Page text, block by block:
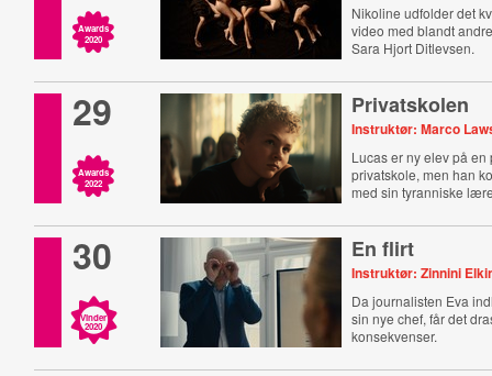
Awards
2020
Nikoline udfolder det
video med blandt
Sara Hjort Ditlevsen.
29
Awards
2022
Privatskolen
Instruktør: Marco
Lucas er ny elev på en
privatskole, men han
med sin tyranniske
30
Vinder
2020
En flirt
Instruktør: Zinnini
Da journalisten Eva
sin nye chef, får det
konsekvenser.